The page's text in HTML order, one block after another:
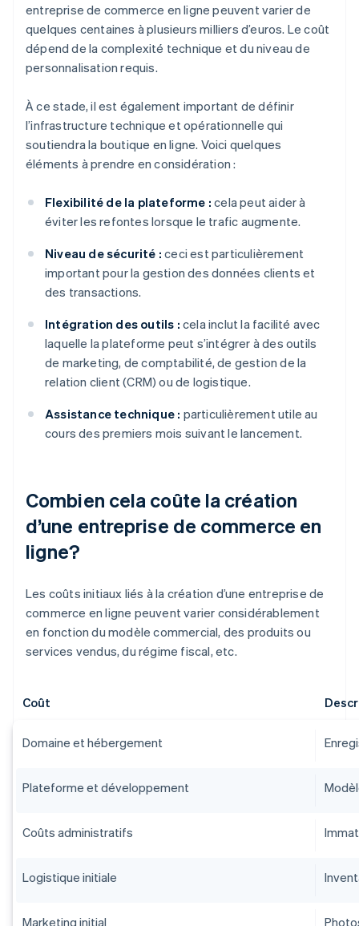
entreprise de commerce en ligne peuvent varier de
quelques centaines à plusieurs milliers d’euros. Le coût
dépend de la complexité technique et du niveau de
personnalisation requis.
À ce stade, il est également important de définir
l’infrastructure technique et opérationnelle qui
soutiendra la boutique en ligne. Voici quelques
éléments à prendre en considération :
Flexibilité de la plateforme : cela peut aider à
éviter les refontes lorsque le trafic augmente.
Niveau de sécurité : ceci est particulièrement
important pour la gestion des données clients et
des transactions.
Intégration des outils : cela inclut la facilité avec
laquelle la plateforme peut s’intégrer à des outils
de marketing, de comptabilité, de gestion de la
relation client (CRM) ou de logistique.
Assistance technique : particulièrement utile au
cours des premiers mois suivant le lancement.
Combien cela coûte la création
d’une entreprise de commerce en
ligne?
Les coûts initiaux liés à la création d’une entreprise de
commerce en ligne peuvent varier considérablement
en fonction du modèle commercial, des produits ou
services vendus, du régime fiscal, etc.
Coût
Domaine et hébergement
Plateforme et développement
Coûts administratifs
Logistique initiale
Marketing initial